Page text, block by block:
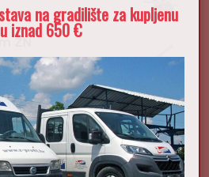
ZN
300x160mm
s prstenom 500g
na gradilište za kupljenu
iznad 650 €